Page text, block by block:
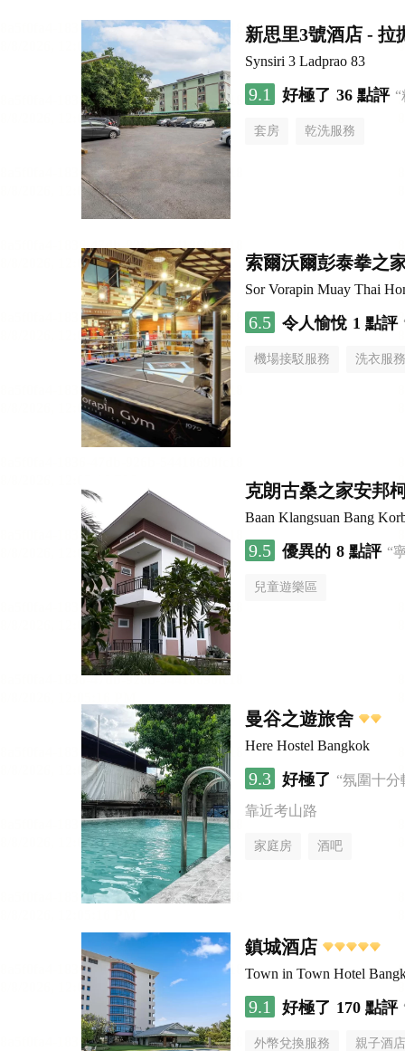
新思里3號酒店 - 拉
Synsiri 3 Ladprao 83
9.1 好極了 36 點評
套房 乾洗服務
索爾沃爾彭泰拳之
Sor Vorapin Muay Thai
6.5 令人愉悅 1 點評
機場接駁服務 洗衣服務
克朗古桑之家安邦
Baan Klangsuan Bang
9.5 優異的 8 點評 “
兒童遊樂區
曼谷之遊旅舍
Here Hostel Bangkok
9.3 好極了 “氛圍十
靠近考山路
家庭房 酒吧
鎮城酒店
Town in Town Hotel
9.1 好極了 170 點評
外幣兌換服務 親子酒店